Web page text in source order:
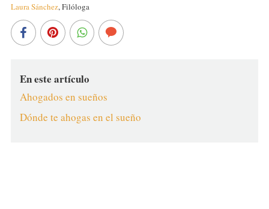
Laura Sánchez,Filóloga
En este artículo
Ahogados en sueños
Dónde te ahogas en el sueño